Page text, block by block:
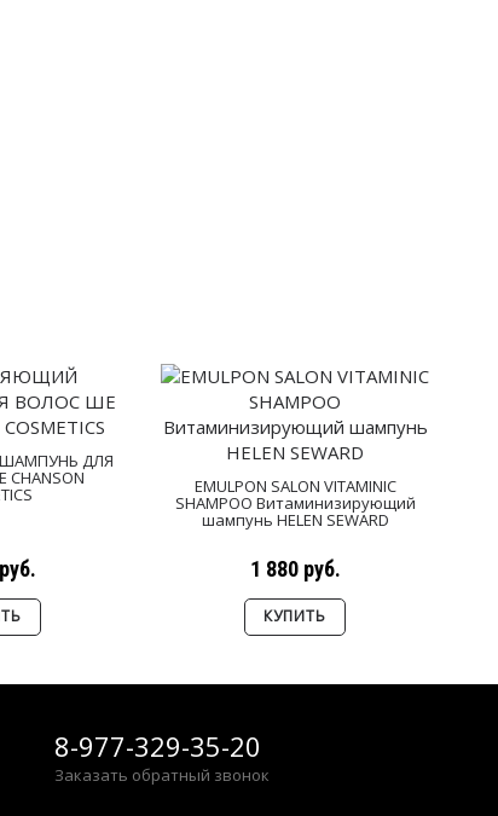
ДЛЯ
EMULPON SALON VITAMINIC
SHAMPOO Витаминизирующий
шампунь HELEN SEWARD
1 880 руб.
КУПИТЬ
8-977-329-35-20
Заказать обратный звонок